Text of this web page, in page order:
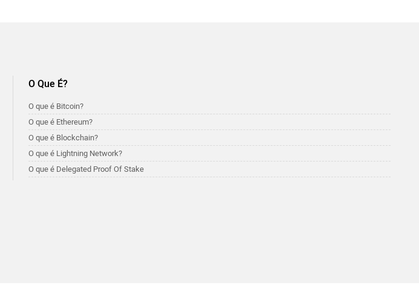
O Que É?
O que é Bitcoin?
O que é Ethereum?
O que é Blockchain?
O que é Lightning Network?
O que é Delegated Proof Of Stake